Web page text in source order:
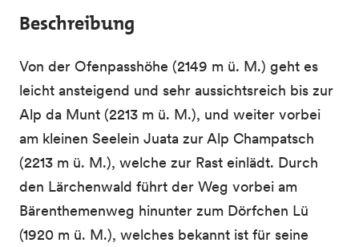
Beschreibung
Von der Ofenpasshöhe (2149 m ü. M.) geht es
leicht ansteigend und sehr aussichtsreich bis zur
Alp da Munt (2213 m ü. M.), und weiter vorbei
am kleinen Seelein Juata zur Alp Champatsch
(2213 m ü. M.), welche zur Rast einlädt. Durch
den Lärchenwald führt der Weg vorbei am
Bärenthemenweg hinunter zum Dörfchen Lü
(1920 m ü. M.), welches bekannt ist für seine